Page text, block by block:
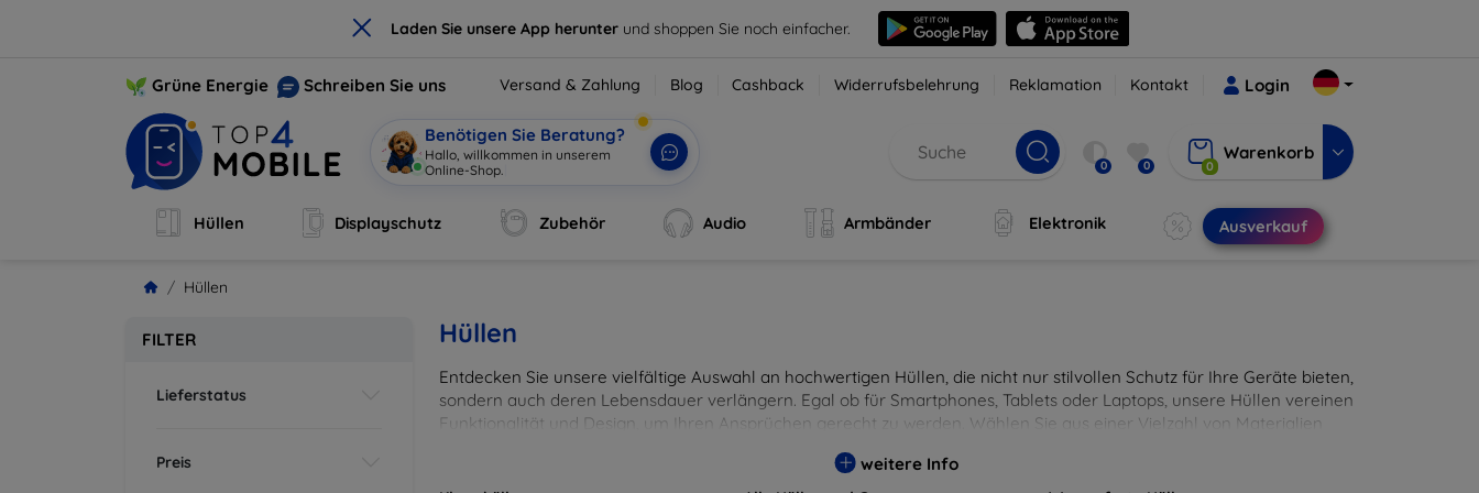
× Laden Sie unsere App herunter und shoppen Sie noch einfacher.
Grüne Energie Schreiben Sie uns Versand & Zahlung Blog Cashback Widerrufsbelehrung Reklamation Kontakt Login
Benötigen Sie Beratung?
Hallo, willkommen in unserem
Online-Shop.
0 0 0
Warenkorb
Hüllen Displayschutz Zubehör Audio Armbänder Elektronik Ausverkauf
Hüllen
FILTER
Lieferstatus
Preis
Hüllen
Entdecken Sie unsere vielfältige Auswahl an hochwertigen Hüllen, die nicht nur stilvollen Schutz für Ihre Geräte bieten,
sondern auch deren Lebensdauer verlängern. Egal ob für Smartphones, Tablets oder Laptops, unsere Hüllen vereinen
Funktionalität und Design, um Ihren Ansprüchen gerecht zu werden. Wählen Sie aus einer Vielzahl von Materialien
weitere Info